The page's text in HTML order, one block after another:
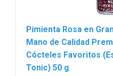
Pimienta Rosa en
Mano de Calidad
Cócteles Favoritos
Tonic) 50 g